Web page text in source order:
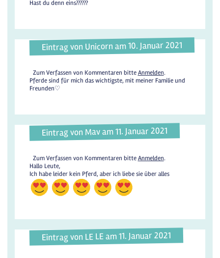
Hast du denn eins??????
Eintrag von Unicorn am 10. Januar 2021
Zum Verfassen von Kommentaren bitteAnmelden.
Pferde sind für mich das wichtigste, mit meiner Familie und
Freunden♡
Eintrag von Mav am 11. Januar 2021
Zum Verfassen von Kommentaren bitteAnmelden.
Hallo Leute,
Ich habe leider kein Pferd, aber ich liebe sie über alles
Eintrag von LE LE am 11. Januar 2021